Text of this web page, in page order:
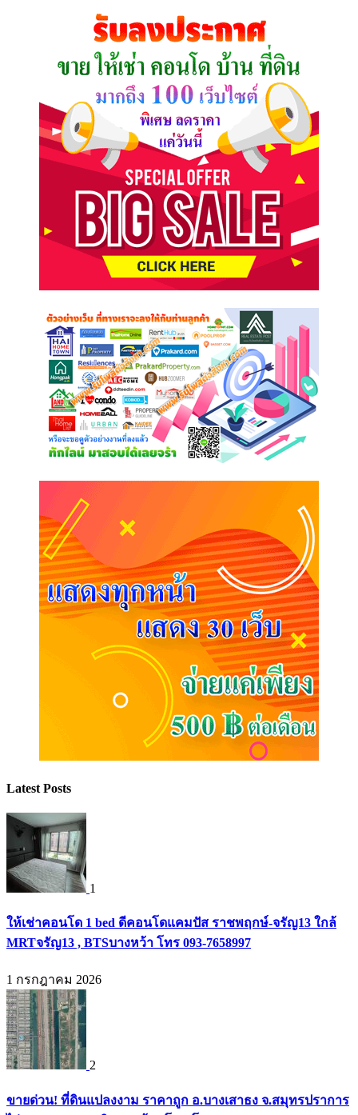
Latest Posts
1
ให้เช่าคอนโด 1 bed ดีคอนโดแคมปัส ราชพฤกษ์-จรัญ13 ใกล้
MRTจรัญ13 , BTSบางหว้า โทร 093-7658997
1 กรกฎาคม 2026
2
ขายด่วน! ที่ดินแปลงงาม ราคาถูก อ.บางเสาธง จ.สมุทรปราการ